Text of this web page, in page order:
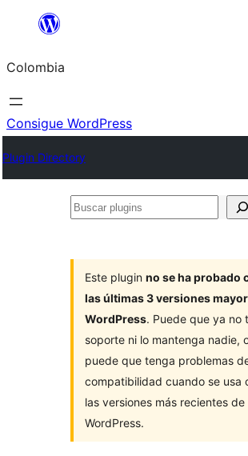
Saltar
contenido
Colombia
Consigue WordPress
Plugin Directory
Buscar
Este plugin no se ha probado
las últimas 3 versiones
WordPress. Puede que ya no
soporte ni lo mantenga nadie,
puede que tenga problemas
compatibilidad cuando se usa
las versiones más recientes de
WordPress.